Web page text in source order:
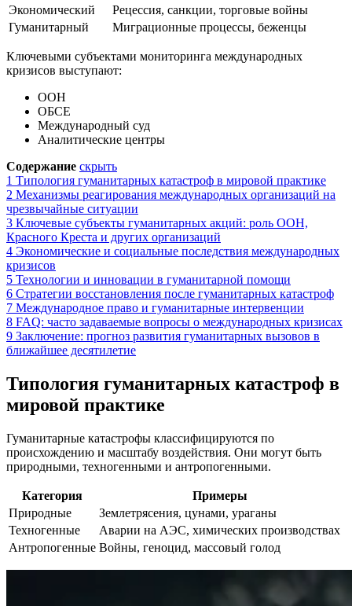
Экономический
Рецессия, санкции, торговые войны
Гуманитарный
Миграционные процессы, беженцы
Ключевыми субъектами мониторинга международных
кризисов выступают:
ООН
ОБСЕ
Международный суд
Аналитические центры
Содержание скрыть
1 Типология гуманитарных катастроф в мировой практике
2 Механизмы реагирования международных организаций на
чрезвычайные ситуации
3 Ключевые субъекты гуманитарных акций: роль ООН,
Красного Креста и других организаций
4 Экономические и социальные последствия международных
кризисов
5 Технологии и инновации в гуманитарной помощи
6 Стратегии восстановления после гуманитарных катастроф
7 Международное право и гуманитарные интервенции
8 FAQ: часто задаваемые вопросы о международных кризисах
9 Заключение: прогноз развития гуманитарных вызовов в
ближайшее десятилетие
Типология гуманитарных катастроф в
мировой практике
Гуманитарные катастрофы классифицируются по
происхождению и масштабу воздействия. Они могут быть
природными, техногенными и антропогенными.
Категория
Примеры
Природные
Землетрясения, цунами, ураганы
Техногенные
Аварии на АЭС, химических производствах
Антропогенные Войны, геноцид, массовый голод